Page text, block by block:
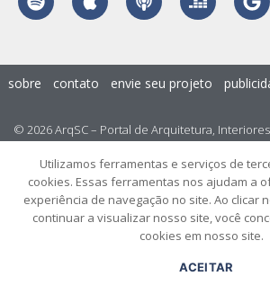
© 2026 ArqSC – Portal de Arquitetura,
sobre contato envie seu projeto
Utilizamos ferramentas e serviços de
cookies. Essas ferramentas nos ajudam a
experiência de navegação no site. Ao clicar
continuar a visualizar nosso site, você
cookies em nosso site.
ACEITAR